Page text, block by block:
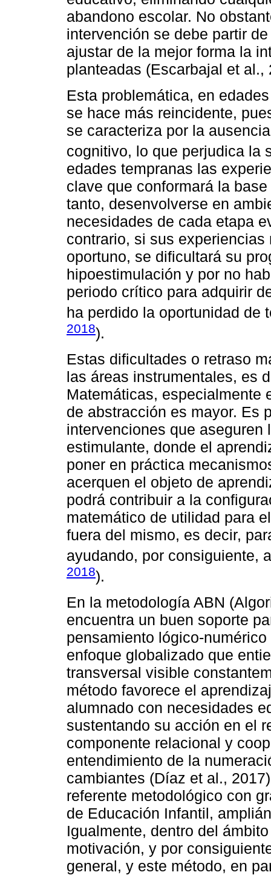
abandono escolar. No
intervención se debe partir
ajustar de la mejor forma la
planteadas (Escarbajal et al.,
Esta problemática, en
se hace más reincidente,
se caracteriza por la
cognitivo, lo que perjudica la
edades tempranas las
clave que conformará la
tanto, desenvolverse en
necesidades de cada etapa
contrario, si sus
oportuno, se dificultará su
hipoestimulación y por no
periodo crítico para adquirir
ha perdido la oportunidad de
2018).
Estas dificultades o retraso
las áreas instrumentales, es
Matemáticas, especialmente
de abstracción es mayor. Es
intervenciones que aseguren
estimulante, donde el
poner en práctica
acerquen el objeto de
podrá contribuir a la
matemático de utilidad para
fuera del mismo, es decir,
ayudando, por consiguiente,
2018).
En la metodología ABN
encuentra un buen soporte
pensamiento lógico-
enfoque globalizado que
transversal visible
método favorece el
alumnado con necesidades
sustentando su acción en el
componente relacional y
entendimiento de la
cambiantes (Díaz et al.,
referente metodológico con
de Educación Infantil,
Igualmente, dentro del
motivación, y por
general, y este método, en